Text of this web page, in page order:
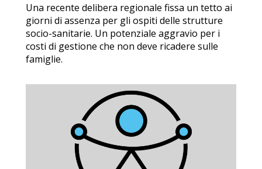
Una recente delibera regionale fissa un tetto ai
giorni di assenza per gli ospiti delle strutture
socio-sanitarie. Un potenziale aggravio per i
costi di gestione che non deve ricadere sulle
famiglie.